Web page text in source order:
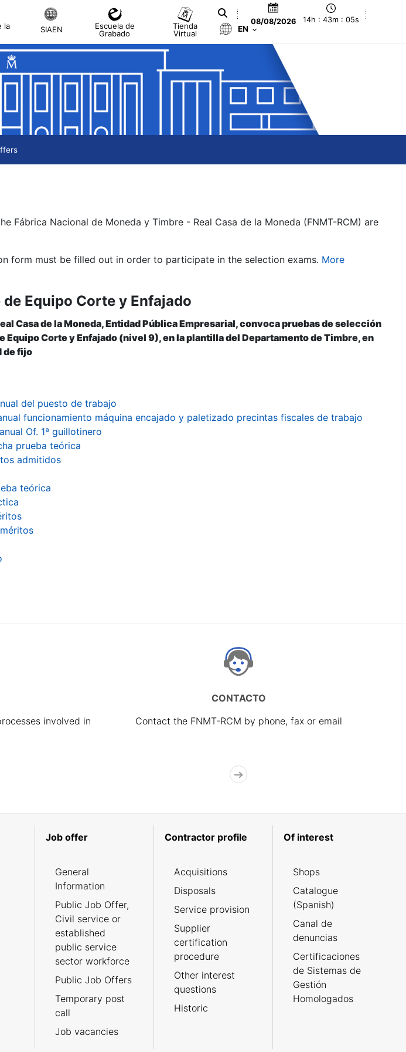
la
SIAEN
Escuela de
Grabado
Tienda
Virtual
08/08/2026 14h : 43m : 05s
EN
Fábrica Nacional de Moneda y Timbre - Real Casa de la Moneda (FNMT-RCM) are
form must be filled out in order to participate in the selection exams. More
Equipo Corte y Enfajado
Casa de la Moneda, Entidad Pública Empresarial, convoca pruebas de selección
Equipo Corte y Enfajado (nivel 9), en la plantilla del Departamento de Timbre, en
de fijo
del puesto de trabajo
funcionamiento máquina encajado y paletizado precintas fiscales de trabajo
Of. 1ª guillotinero
prueba teórica
admitidos
teórica
involved in
CONTACTO
Contact the FNMT-RCM by phone, fax or email
Job offer
General
Information
Public Job Offer,
Civil service or
established
public service
sector workforce
Public Job Offers
Temporary post
call
Job vacancies
Contractor profile
Acquisitions
Disposals
Service provision
Supplier
certification
procedure
Other interest
questions
Historic
Of interest
Shops
Catalogue
(Spanish)
Canal de
denuncias
Certificaciones
de Sistemas de
Gestión
Homologados